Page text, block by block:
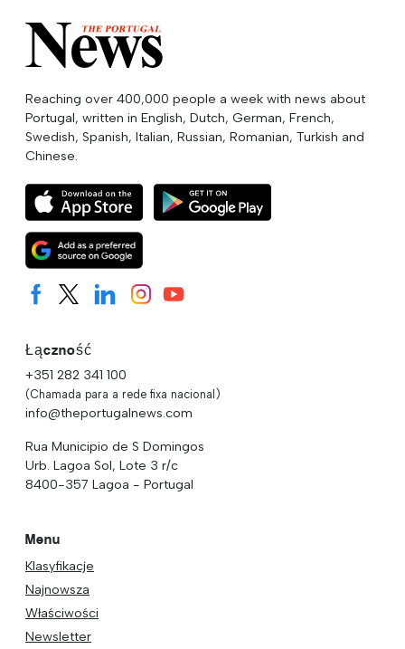
Reaching over 400,000 people a week with news about
Portugal, written in English, Dutch, German, French,
Swedish, Spanish, Italian, Russian, Romanian, Turkish and
Chinese.
Łączność
+351 282 341 100
(Chamada para a rede fixa nacional)
info@theportugalnews.com
Rua Municipio de S Domingos
Urb. Lagoa Sol, Lote 3 r/c
8400-357 Lagoa - Portugal
Menu
Klasyfikacje
Najnowsza
Właściwości
Newsletter